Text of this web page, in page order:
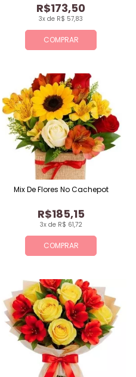
COMPRAR
3x de R$ 57,83
R$173,50
COMPRAR
3x de R$ 61,72
R$185,15
Mix De Flores No Cachepot